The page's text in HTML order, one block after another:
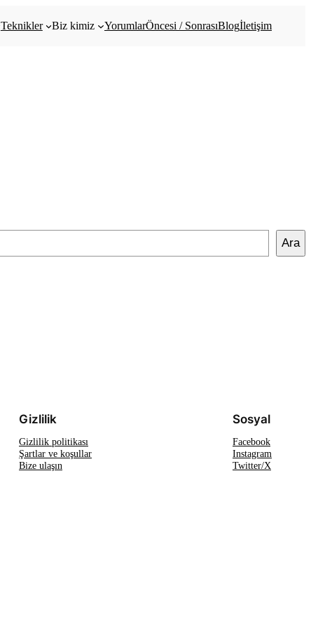
Teknikler Biz kimiz YorumlarÖncesi / SonrasıBlogİletişim
Ara
Gizlilik
Gizlilik politikası
Şartlar ve koşullar
Bize ulaşın
Sosyal
Facebook
Instagram
Twitter/X